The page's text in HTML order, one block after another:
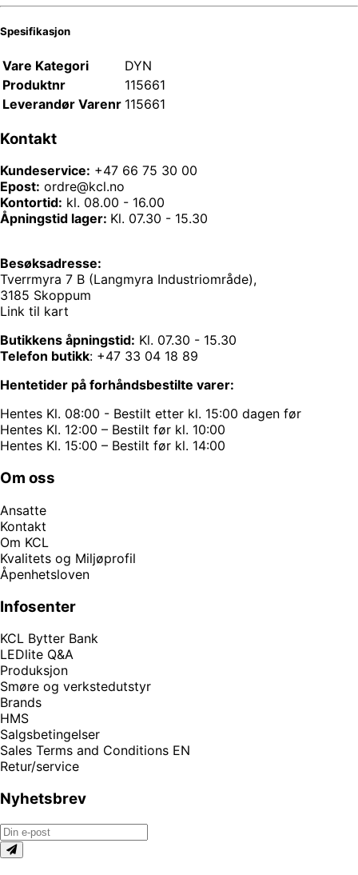
Spesifikasjon
Vare Kategori
DYN
Produktnr
115661
Leverandør Varenr 115661
Kontakt
Kundeservice: +47 66 75 30 00
Epost: ordre@kcl.no
Kontortid: kl. 08.00 - 16.00
Åpningstid lager: Kl. 07.30 - 15.30
Besøksadresse:
Tverrmyra 7 B (Langmyra Industriområde),
3185 Skoppum
Link til kart
Butikkens åpningstid: Kl. 07.30 - 15.30
Telefon butikk: +47 33 04 18 89
Hentetider på forhåndsbestilte varer:
Hentes Kl. 08:00 - Bestilt etter kl. 15:00 dagen før
Hentes Kl. 12:00 – Bestilt før kl. 10:00
Hentes Kl. 15:00 – Bestilt før kl. 14:00
Om oss
Ansatte
Kontakt
Om KCL
Kvalitets og Miljøprofil
Åpenhetsloven
Infosenter
KCL Bytter Bank
LEDlite Q&A
Produksjon
Smøre og verkstedutstyr
Brands
HMS
Salgsbetingelser
Sales Terms and Conditions EN
Retur/service
Nyhetsbrev